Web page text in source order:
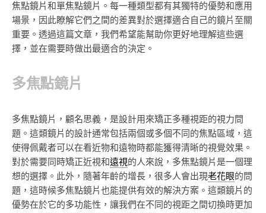
焦點鏡片和單焦點鏡片。每一種類型都有其獨特的優勢和應用
場景，因此瞭解它們之間的差異對於選擇適合自己的鏡片至關
重要。透過這篇文章，我們希望能幫助你更好地理解這些選
擇，並在需要時做出最適合的決定。
多焦點鏡片
多焦點鏡片，顧名思義，是設計用來矯正多種視距的視力問
題。這類鏡片的設計通常包括兩個或多個不同的焦點區域，這
使得佩戴者可以在看近物和遠物時都能獲得清晰的視覺效果。
對於需要同時矯正近視和遠視的人來說，多焦點鏡片是一個理
想的選擇。此外，隨著年齡的增長，很多人會出現老花眼的問
題，這時候多焦點鏡片也能提供有效的解決方案。這類鏡片的
優勢在於它的多功能性，讓我們在不同的視距之間切換時更加